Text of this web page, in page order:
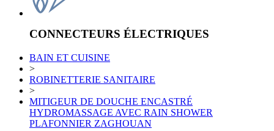
CONNECTEURS ÉLECTRIQUES
BAIN ET CUISINE
>
ROBINETTERIE SANITAIRE
>
MITIGEUR DE DOUCHE ENCASTRÉ
HYDROMASSAGE AVEC RAIN SHOWER
PLAFONNIER ZAGHOUAN